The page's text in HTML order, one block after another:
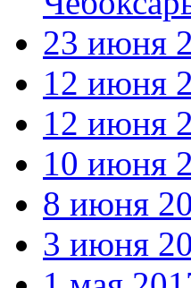
23 июня
12 июня
12 июня
10 июня
8 июня
3 июня